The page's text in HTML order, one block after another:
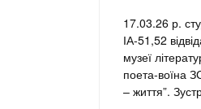
17.03.26 р.
ІА-51,52
музеї
поета-воїна
– життя”.